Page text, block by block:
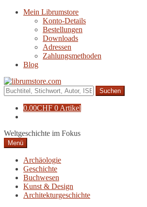
Navigation
Zum
Mein Librumstore
Konto-Details
Bestellungen
Downloads
Adressen
Zahlungsmethoden
Blog
Suche
nach:
0.00CHF 0 Artikel
Weltgeschichte im Fokus
Menü
Archäologie
Geschichte
Buchwesen
Kunst & Design
Architekturgeschichte